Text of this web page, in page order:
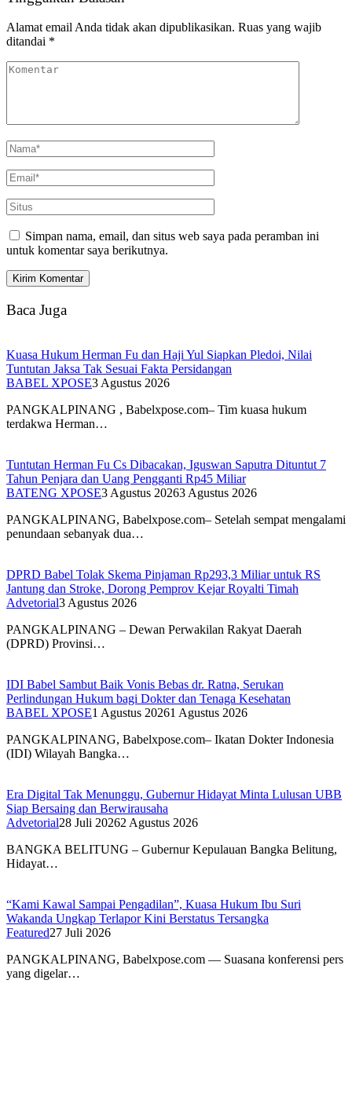
Alamat email Anda tidak akan dipublikasikan. Ruas yang wajib
ditandai *
Simpan nama, email, dan situs web saya pada peramban ini
untuk komentar saya berikutnya.
Baca Juga
Kuasa Hukum Herman Fu dan Haji Yul Siapkan Pledoi, Nilai
Tuntutan Jaksa Tak Sesuai Fakta Persidangan
BABEL XPOSE3 Agustus 2026
PANGKALPINANG , Babelxpose.com– Tim kuasa hukum
terdakwa Herman…
Tuntutan Herman Fu Cs Dibacakan, Iguswan Saputra Dituntut 7
Tahun Penjara dan Uang Pengganti Rp45 Miliar
BATENG XPOSE3 Agustus 20263 Agustus 2026
PANGKALPINANG, Babelxpose.com– Setelah sempat mengalami
penundaan sebanyak dua…
DPRD Babel Tolak Skema Pinjaman Rp293,3 Miliar untuk RS
Jantung dan Stroke, Dorong Pemprov Kejar Royalti Timah
Advetorial3 Agustus 2026
PANGKALPINANG – Dewan Perwakilan Rakyat Daerah
(DPRD) Provinsi…
IDI Babel Sambut Baik Vonis Bebas dr. Ratna, Serukan
Perlindungan Hukum bagi Dokter dan Tenaga Kesehatan
BABEL XPOSE1 Agustus 20261 Agustus 2026
PANGKALPINANG, Babelxpose.com– Ikatan Dokter Indonesia
(IDI) Wilayah Bangka…
Era Digital Tak Menunggu, Gubernur Hidayat Minta Lulusan UBB
Siap Bersaing dan Berwirausaha
Advetorial28 Juli 20262 Agustus 2026
BANGKA BELITUNG – Gubernur Kepulauan Bangka Belitung,
Hidayat…
“Kami Kawal Sampai Pengadilan”, Kuasa Hukum Ibu Suri
Wakanda Ungkap Terlapor Kini Berstatus Tersangka
Featured27 Juli 2026
PANGKALPINANG, Babelxpose.com — Suasana konferensi pers
yang digelar…